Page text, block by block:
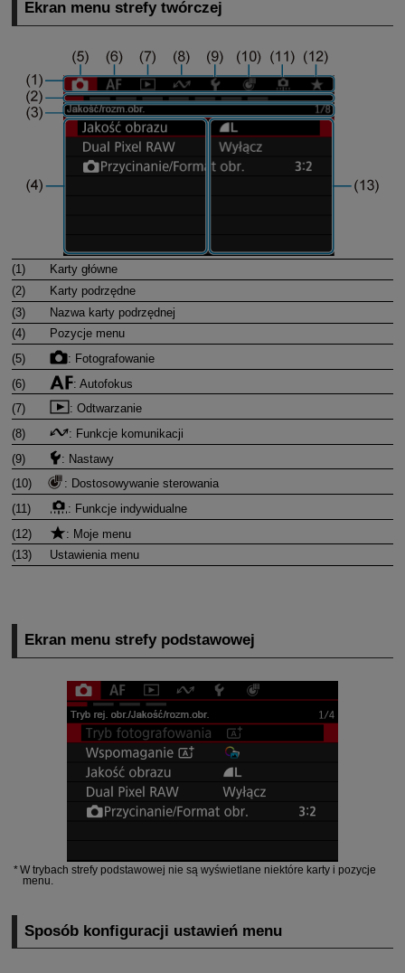
Ekran menu strefy twórczej
(1)
Karty główne
(2)
Karty podrzędne
(3)
Nazwa karty podrzędnej
(4)
Pozycje menu
(5)
: Fotografowanie
(6)
: Autofokus
(7)
: Odtwarzanie
(8)
: Funkcje komunikacji
(9)
: Nastawy
(10)
: Dostosowywanie sterowania
(11)
: Funkcje indywidualne
(12)
: Moje menu
(13)
Ustawienia menu
Ekran menu strefy podstawowej
W trybach strefy podstawowej nie są wyświetlane niektóre karty i pozycje
menu.
Sposób konfiguracji ustawień menu